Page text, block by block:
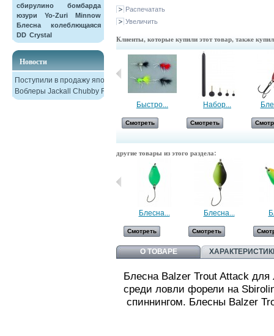
сбирулино
бомбарда
юзури
Yo-Zuri
Minnow
Блесна колеблющаяся
DD Crystal
Новости
Поступили в продажу японские
Воблеры Jackall Chubby F38
Распечатать
Увеличить
Клиенты, которые купили этот товар, также
Быстро...
Смотреть
Набор...
Смотреть
другие товары из этого раздела:
Блесна...
Смотреть
Блесна...
Смотреть
О ТОВАРЕ
Блесна Balzer Trout Attack
среди ловли форели на
спиннингом. Блесны Balzer